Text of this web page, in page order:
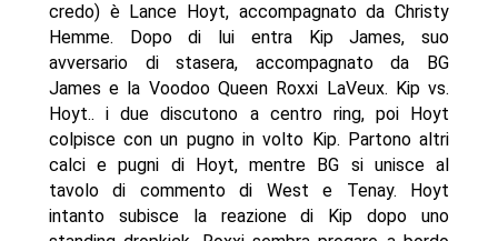
credo) è Lance Hoyt, accompagnato da Christy
Hemme. Dopo di lui entra Kip James, suo
avversario di stasera, accompagnato da BG
James e la Voodoo Queen Roxxi LaVeux. Kip vs.
Hoyt.. i due discutono a centro ring, poi Hoyt
colpisce con un pugno in volto Kip. Partono altri
calci e pugni di Hoyt, mentre BG si unisce al
tavolo di commento di West e Tenay. Hoyt
intanto subisce la reazione di Kip dopo uno